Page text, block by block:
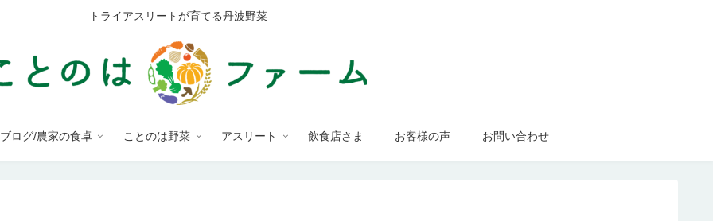
トライアスリートが育てる丹波野菜
ブログ/農家の食卓 ことのは野菜 アスリート 飲食店さま お客様の声 お問い合わせ